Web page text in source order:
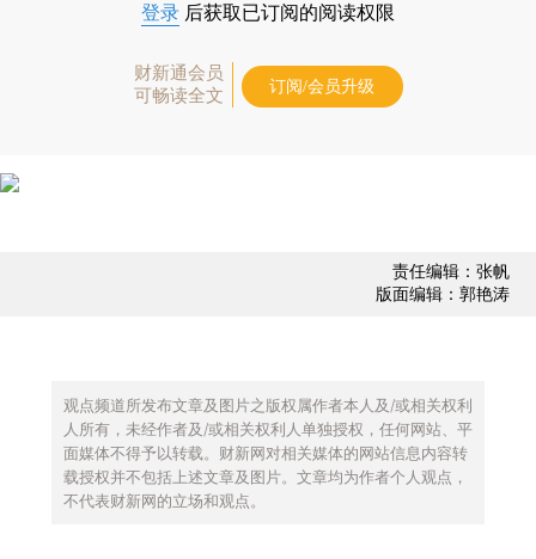
登录 后获取已订阅的阅读权限
财新通会员
可畅读全文
订阅/会员升级
责任编辑：张帆
版面编辑：郭艳涛
观点频道所发布文章及图片之版权属作者本人及/或相关权利
人所有，未经作者及/或相关权利人单独授权，任何网站、平
面媒体不得予以转载。财新网对相关媒体的网站信息内容转
载授权并不包括上述文章及图片。文章均为作者个人观点，
不代表财新网的立场和观点。